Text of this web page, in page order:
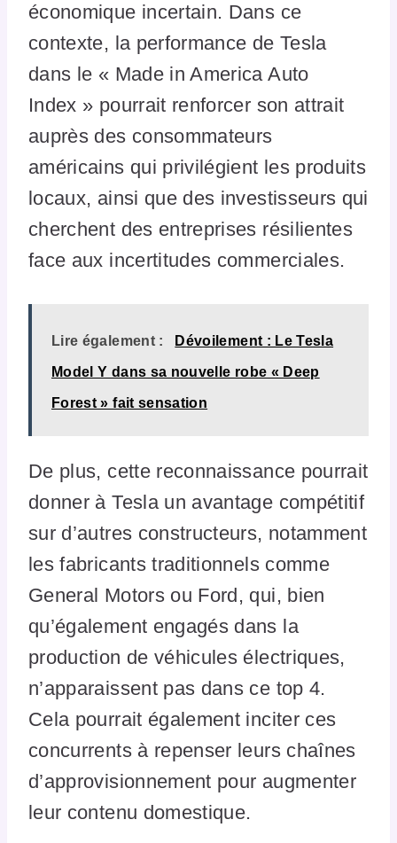
économique incertain. Dans ce
contexte, la performance de Tesla
dans le « Made in America Auto
Index » pourrait renforcer son attrait
auprès des consommateurs
américains qui privilégient les produits
locaux, ainsi que des investisseurs qui
cherchent des entreprises résilientes
face aux incertitudes commerciales.
Lire également : Dévoilement : Le Tesla
Model Y dans sa nouvelle robe « Deep
Forest » fait sensation
De plus, cette reconnaissance pourrait
donner à Tesla un avantage compétitif
sur d’autres constructeurs, notamment
les fabricants traditionnels comme
General Motors ou Ford, qui, bien
qu’également engagés dans la
production de véhicules électriques,
n’apparaissent pas dans ce top 4.
Cela pourrait également inciter ces
concurrents à repenser leurs chaînes
d’approvisionnement pour augmenter
leur contenu domestique.